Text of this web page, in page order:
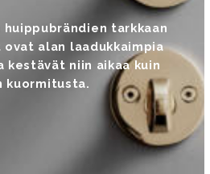
tarkkaan
alan laadukkaimpia
kestävät niin aikaa kuin
kuormitusta.